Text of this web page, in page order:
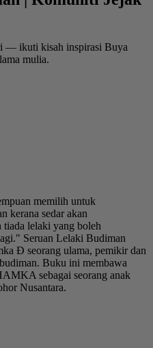
— ikuti kisah inspirasi Buya
mulia.
memilih untuk
kerana sedar akan
lelaki yang boleh
Seruan Lelaki Budiman
Ð seorang ulama, pemikir dan
Buku ini membawa
sebagai seorang anak
Nusantara.